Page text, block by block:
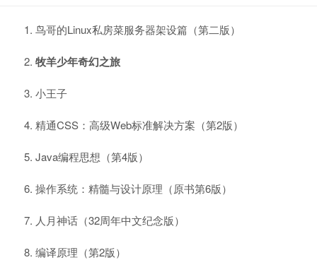
鸟哥的Linux私房菜服务器架设篇（第二版）
牧羊少年奇幻之旅
小王子
精通CSS：高级Web标准解决方案（第2版）
Java编程思想（第4版）
操作系统：精髓与设计原理（原书第6版）
人月神话（32周年中文纪念版）
编译原理（第2版）